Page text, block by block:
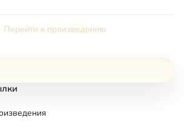
Перейти к произведению